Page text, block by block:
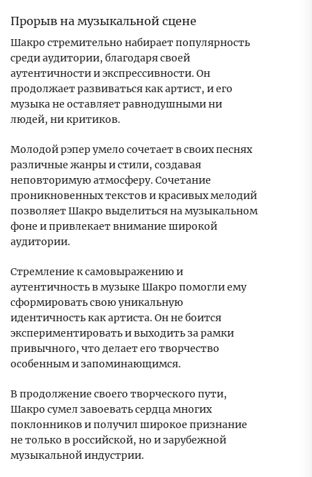
Прорыв на музыкальной сцене
Шакро стремительно набирает популярность
среди аудитории, благодаря своей
аутентичности и экспрессивности. Он
продолжает развиваться как артист, и его
музыка не оставляет равнодушными ни
людей, ни критиков.
Молодой рэпер умело сочетает в своих песнях
различные жанры и стили, создавая
неповторимую атмосферу. Сочетание
проникновенных текстов и красивых мелодий
позволяет Шакро выделиться на музыкальном
фоне и привлекает внимание широкой
аудитории.
Стремление к самовыражению и
аутентичность в музыке Шакро помогли ему
сформировать свою уникальную
идентичность как артиста. Он не боится
экспериментировать и выходить за рамки
привычного, что делает его творчество
особенным и запоминающимся.
В продолжение своего творческого пути,
Шакро сумел завоевать сердца многих
поклонников и получил широкое признание
не только в российской, но и зарубежной
музыкальной индустрии.